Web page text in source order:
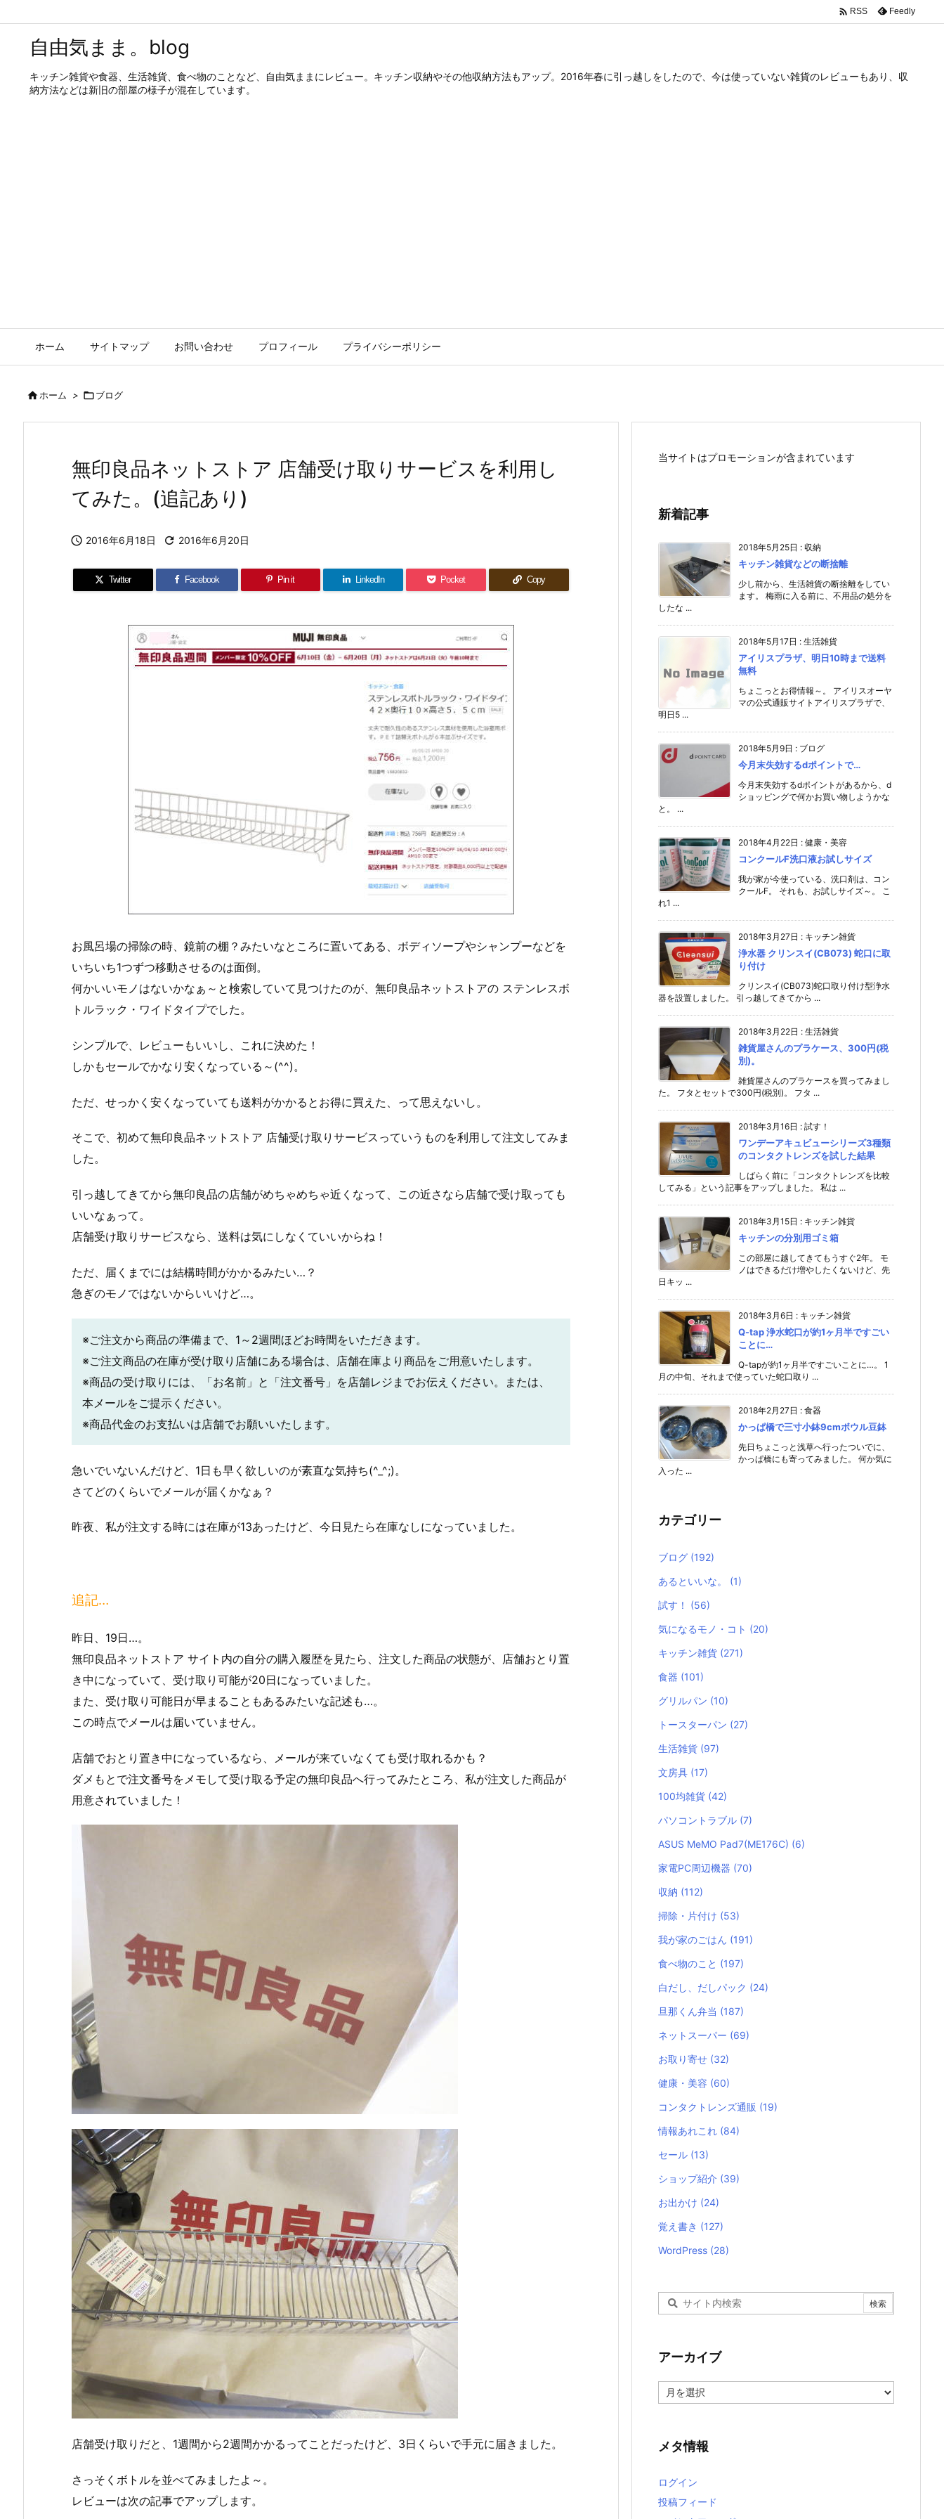
自由気まま。blog
キッチン雑貨や食器、生活雑貨、食べ物のことなど、自由気ままにレビュー。キッチン収納やその他収納方法もアップ。2016年春に引っ越しをしたので、今は使っていない雑貨のレビューもあり、収
納方法などは新旧の部屋の様子が混在しています。
ホーム サイトマップ お問い合わせ プロフィール プライバシーポリシー
 RSS Feedly
ホーム > ブログ
無印良品ネットストア 店舗受け取りサービスを利用し
てみた。(追記あり)
 2016年6月18日  2016年6月20日
Twitter Facebook Pin it LinkedIn Pocket Copy
お風呂場の掃除の時、鏡前の棚？みたいなところに置いてある、ボディソープやシャンプーなどを
いちいち1つずつ移動させるのは面倒。
何かいいモノはないかなぁ～と検索していて見つけたのが、無印良品ネットストアの ステンレスボ
トルラック・ワイドタイプでした。
シンプルで、レビューもいいし、これに決めた！
しかもセールでかなり安くなっている～(^^)。
ただ、せっかく安くなっていても送料がかかるとお得に買えた、って思えないし。
そこで、初めて無印良品ネットストア 店舗受け取りサービスっていうものを利用して注文してみま
した。
引っ越してきてから無印良品の店舗がめちゃめちゃ近くなって、この近さなら店舗で受け取っても
いいなぁって。
店舗受け取りサービスなら、送料は気にしなくていいからね！
ただ、届くまでには結構時間がかかるみたい…？
急ぎのモノではないからいいけど…。
※ご注文から商品の準備まで、1～2週間ほどお時間をいただきます。
※ご注文商品の在庫が受け取り店舗にある場合は、店舗在庫より商品をご用意いたします。
※商品の受け取りには、「お名前」と「注文番号」を店舗レジまでお伝えください。または、
本メールをご提示ください。
※商品代金のお支払いは店舗でお願いいたします。
急いでいないんだけど、1日も早く欲しいのが素直な気持ち(^_^;)。
さてどのくらいでメールが届くかなぁ？
昨夜、私が注文する時には在庫が13あったけど、今日見たら在庫なしになっていました。
追記…
昨日、19日…。
無印良品ネットストア サイト内の自分の購入履歴を見たら、注文した商品の状態が、店舗おとり置
き中になっていて、受け取り可能が20日になっていました。
また、受け取り可能日が早まることもあるみたいな記述も…。
この時点でメールは届いていません。
店舗でおとり置き中になっているなら、メールが来ていなくても受け取れるかも？
ダメもとで注文番号をメモして受け取る予定の無印良品へ行ってみたところ、私が注文した商品が
用意されていました！
店舗受け取りだと、1週間から2週間かかるってことだったけど、3日くらいで手元に届きました。
さっそくボトルを並べてみましたよ～。
レビューは次の記事でアップします。
当サイトはプロモーションが含まれています
新着記事
2018年5月25日 : 収納
キッチン雑貨などの断捨離
少し前から、生活雑貨の断捨離をしてい
ます。 梅雨に入る前に、不用品の処分を
したな ...
2018年5月17日 : 生活雑貨
アイリスプラザ、明日10時まで送料
無料
ちょこっとお得情報～。 アイリスオーヤ
マの公式通販サイトアイリスプラザで、
明日5 ...
2018年5月9日 : ブログ
今月末失効するdポイントで…
今月末失効するdポイントがあるから、d
ショッピングで何かお買い物しようかな
と。 ...
2018年4月22日 : 健康・美容
コンクールF洗口液お試しサイズ
我が家が今使っている、洗口剤は、コン
クールF。 それも、お試しサイズ～。 こ
れ1 ...
2018年3月27日 : キッチン雑貨
浄水器 クリンスイ(CB073) 蛇口に取
り付け
クリンスイ(CB073)蛇口取り付け型浄水
器を設置しました。 引っ越してきてから ...
2018年3月22日 : 生活雑貨
雑貨屋さんのプラケース、300円(税
別)。
雑貨屋さんのプラケースを買ってみまし
た。 フタとセットで300円(税別)。 フタ ...
2018年3月16日 : 試す！
ワンデーアキュビューシリーズ3種類
のコンタクトレンズを試した結果
しばらく前に「コンタクトレンズを比較
してみる」という記事をアップしました。 私は ...
2018年3月15日 : キッチン雑貨
キッチンの分別用ゴミ箱
この部屋に越してきてもうすぐ2年。 モ
ノはできるだけ増やしたくないけど、先
日キッ ...
2018年3月6日 : キッチン雑貨
Q-tap 浄水蛇口が約1ヶ月半ですごい
ことに…
Q-tapが約1ヶ月半ですごいことに…。 1
月の中旬、それまで使っていた蛇口取り ...
2018年2月27日 : 食器
かっぱ橋で三寸小鉢9cmボウル豆鉢
先日ちょこっと浅草へ行ったついでに、
かっぱ橋にも寄ってみました。 何か気に
入った ...
カテゴリー
ブログ (192)
あるといいな。 (1)
試す！ (56)
気になるモノ・コト (20)
キッチン雑貨 (271)
食器 (101)
グリルパン (10)
トースターパン (27)
生活雑貨 (97)
文房具 (17)
100均雑貨 (42)
パソコントラブル (7)
ASUS MeMO Pad7(ME176C) (6)
家電PC周辺機器 (70)
収納 (112)
掃除・片付け (53)
我が家のごはん (191)
食べ物のこと (197)
白だし、だしパック (24)
旦那くん弁当 (187)
ネットスーパー (69)
お取り寄せ (32)
健康・美容 (60)
コンタクトレンズ通販 (19)
情報あれこれ (84)
セール (13)
ショップ紹介 (39)
お出かけ (24)
覚え書き (127)
WordPress (28)
アーカイブ
ー
ブ
メタ情報
ログイン
投稿フィード